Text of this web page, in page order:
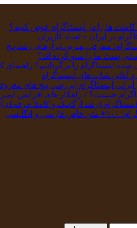
ها را در اینستاگرام عوض کنیم؟
در ایران + تعداد کاربران
معرفی بهترین ابزارهای رشد پیج
پست ما را سیو کرده اند؟
اینستاگرام را برگردانیم؟ راهنمای
و آنلاین شاپ های اینستاگرام
اینستاگرام (بررسی پیج های
های افزایش ایمپرشن
(رشد ارگانیک و کاملا حرفه ای)
انگلیسی